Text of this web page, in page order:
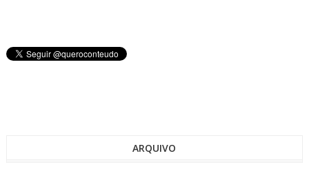
ARQUIVO